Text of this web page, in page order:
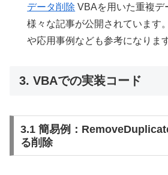
データ削除 VBAを用いた重複デ
様々な記事が公開されています
や応用事例なども参考になりま
3. VBAでの実装コード
3.1 簡易例：
る削除